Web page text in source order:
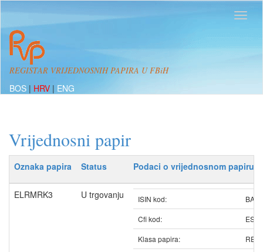
REGISTAR VRIJEDNOSNIH PAPIRA U FBiH
BOS | HRV | ENG
Vrijednosni papir
Oznaka papira Status Podaci o vrijednosnom papiru
ELRMRK3 U trgovanju ISIN kod:
Cfi kod:
Klasa papira: